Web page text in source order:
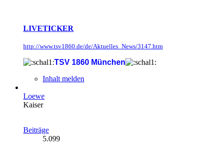
LIVETICKER
http://www.tsv1860.de/de/Aktuelles_News/3147.htm
TSV 1860 München
Inhalt melden
Loewe
Kaiser
Beiträge
5.099